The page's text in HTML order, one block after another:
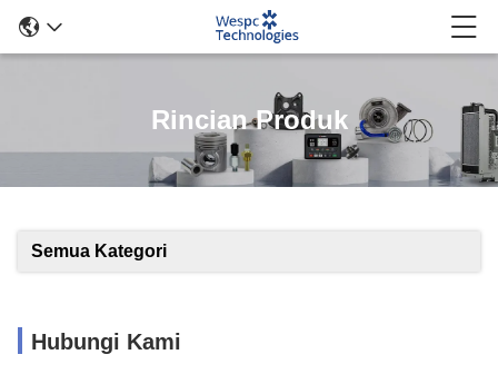
Rincian Produk
Semua Kategori
Hubungi Kami